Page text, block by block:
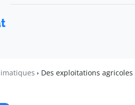
Des exploitations